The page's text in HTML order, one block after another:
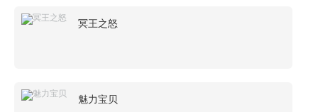
冥王之怒
魅力宝贝